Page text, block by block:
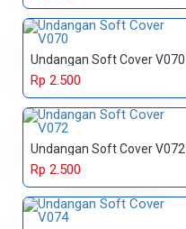
Undangan Soft Cover V070
Rp 2.500
Undangan Soft Cover V072
Rp 2.500